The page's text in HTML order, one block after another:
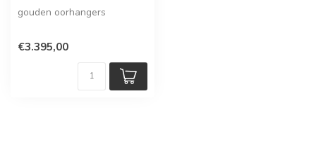
gouden oorhangers
€3.395,00